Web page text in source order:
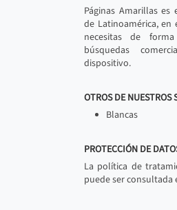
Páginas Amarillas
de Latinoamérica,
necesitas de
búsquedas
dispositivo.
OTROS DE NUESTROS
Blancas
PROTECCIÓN DE
La política de
puede ser consultada